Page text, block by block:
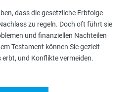
dass die gesetzliche Erbfolge
zu regeln. Doch oft führt sie
und finanziellen Nachteilen
Testament können Sie gezielt
erbt, und Konflikte vermeiden.